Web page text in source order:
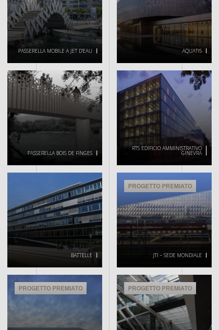
PASSERELLA MOBILE A JET D’EAU AQUATIS
PASSERELLA BOIS DE FINGES
RTS EDIFICIO AMMINISTRATIVO
GINEVRA
BATTELLE
PROGETTO PREMIATO
JTI – SEDE MONDIALE
PROGETTO PREMIATO PROGETTO PREMIATO